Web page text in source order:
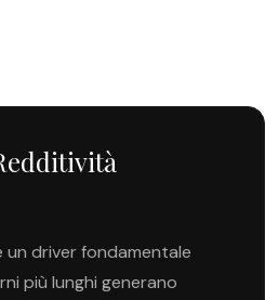
un driver fondamentale
più lunghi generano